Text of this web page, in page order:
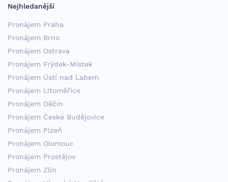
Nejhledanější
Pronájem Praha
Pronájem Brno
Pronájem Ostrava
Pronájem Frýdek-Místek
Pronájem Ústí nad Labem
Pronájem Litoměřice
Pronájem Děčín
Pronájem České Budějovice
Pronájem Plzeň
Pronájem Olomouc
Pronájem Prostějov
Pronájem Zlín